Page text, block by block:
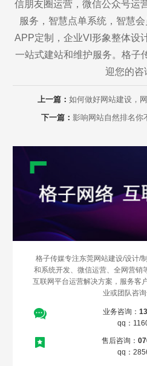
信朋友圈运营，微信公众号运
服务，智慧点单系统，智慧
APP定制，企业VI形象整体设
一站式建站和维护服务。格子
迎您的咨
上一篇： 如何做好网站建设，
下一篇： 影响网站自然排名你
格子传媒专注东莞网站建设/设计/
和系统开发、微信运营、全网营销
互联网平台运营解决方案，服务客
业或团队咨询
业务咨询：
qq：
售后咨询：
qq：
Are you
不怕就请留下您的需求及联系方式